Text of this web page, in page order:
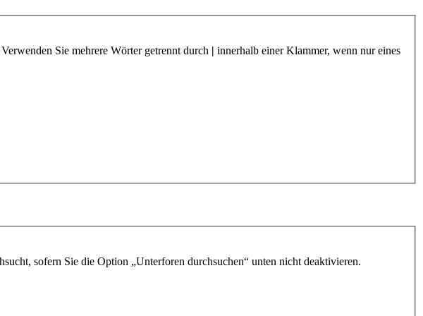
Sie mehrere Wörter getrennt durch | innerhalb einer Klammer, wenn nur eines
sofern Sie die Option „Unterforen durchsuchen“ unten nicht deaktivieren.